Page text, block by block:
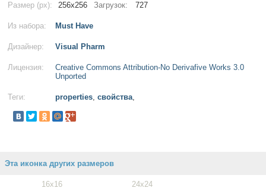
Размер (px): 256x256 Загрузок: 727
Из набора: Must Have
Дизайнер: Visual Pharm
Лицензия:
Creative Commons Attribution-No Derivafive Works 3.0
Unported
Теги: properties, свойства,
Эта иконка других размеров
16x16 24x24